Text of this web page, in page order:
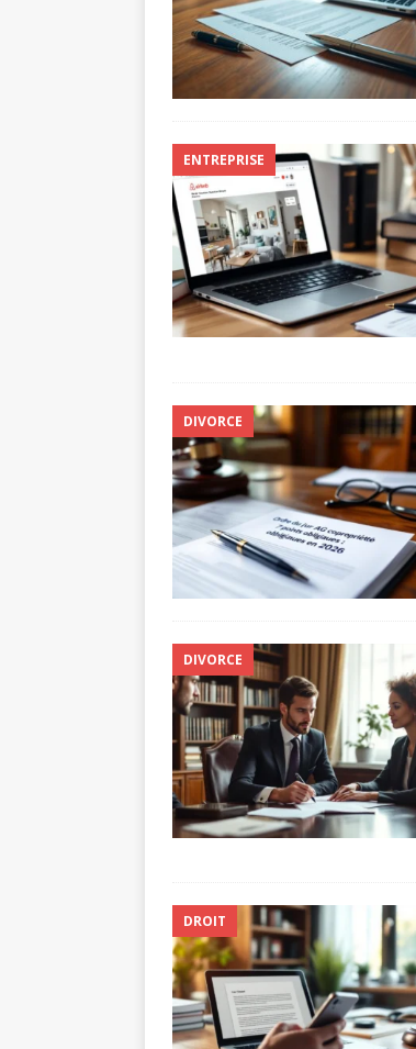
ENTREPRISE
DIVORCE
DIVORCE
DROIT